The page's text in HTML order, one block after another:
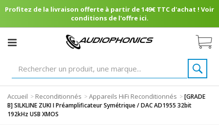
Profitez de la livraison offerte à partir de 149€ TTC d'achat ! Voir
conditions de l'offre ici.
Accueil > Reconditionnés >Appareils HiFi Reconditionnés >[GRADE
B] SILKLINE ZUKI I Préamplificateur Symétrique / DAC AD1955 32bit
192kHz USB XMOS